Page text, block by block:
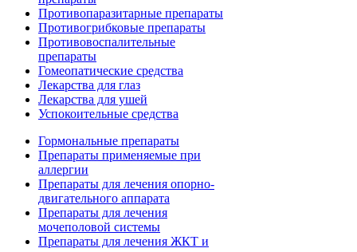
Противопаразитарные препараты
Противогрибковые препараты
Противовоспалительные
препараты
Гомеопатические средства
Лекарства для глаз
Лекарства для ушей
Успокоительные средства
Гормональные препараты
Препараты применяемые при
аллергии
Препараты для лечения опорно-
двигательного аппарата
Препараты для лечения
мочеполовой системы
Препараты для лечения ЖКТ и